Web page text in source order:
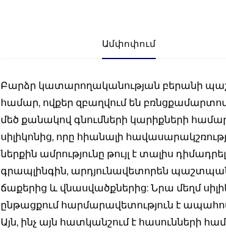
Ամփոփում
Բարձր կատարողականության բերանի
համար, ովքեր զբաղվում են
մեծ քանակով գնումների կարիքների
սիլիկոնից, որը հիանալի
ներքին ամրությունը թույլ է տալիս
գրապլինգին, արդյունավետորեն
ճաքերից և վնասվածքներից: Նրա մեղմ
ընթացքում հարմարավետություն է
Այն, ինչ այն հատկանշում է հասունների